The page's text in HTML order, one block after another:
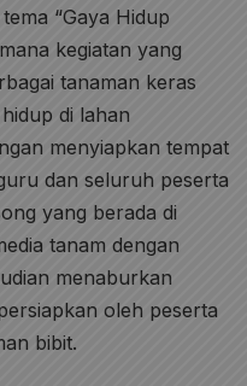
“Gaya Hidup
kegiatan yang
tanaman keras
di lahan
menyiapkan tempat
dan seluruh peserta
yang berada di
tanam dengan
menaburkan
oleh peserta
bibit.